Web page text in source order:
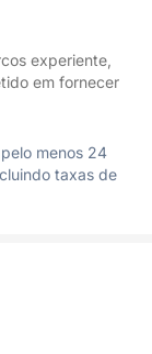
experiente,
em fornecer
menos 24
taxas de